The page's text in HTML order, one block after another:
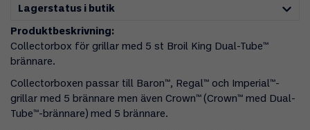
Lagerstatus i butik
Produktbeskrivning:
Collectorbox för grillar med 5 st Broil King Dual-Tube™
brännare.
Collectorboxen passar till Baron™, Regal™ och Imperial™-
grillar med 5 brännare men även Crown™ (Crown™ med Dual-
Tube™-brännare) med 5 brännare.